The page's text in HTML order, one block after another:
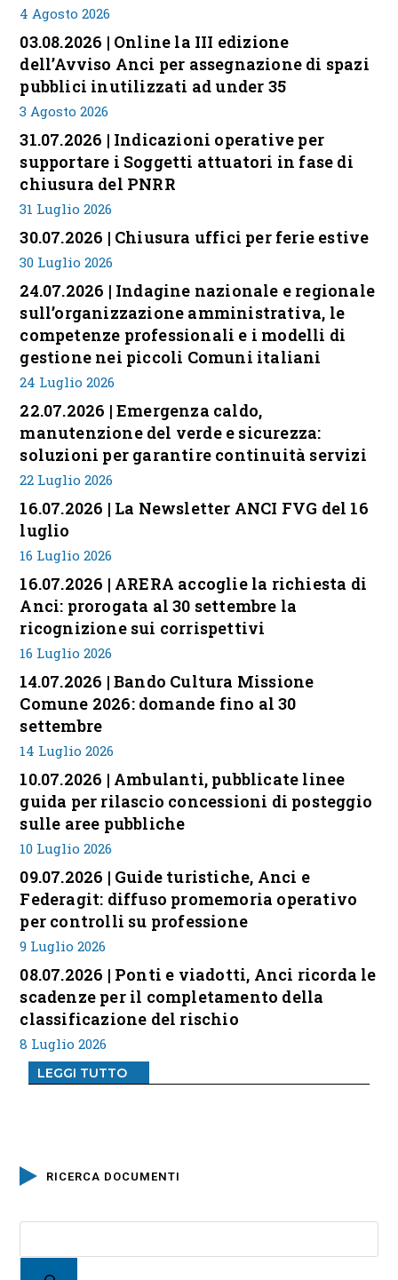
4 Agosto 2026
03.08.2026 | Online la III edizione
dell’Avviso Anci per assegnazione di spazi
pubblici inutilizzati ad under 35
3 Agosto 2026
31.07.2026 | Indicazioni operative per
supportare i Soggetti attuatori in fase di
chiusura del PNRR
31 Luglio 2026
30.07.2026 | Chiusura uffici per ferie estive
30 Luglio 2026
24.07.2026 | Indagine nazionale e regionale
sull’organizzazione amministrativa, le
competenze professionali e i modelli di
gestione nei piccoli Comuni italiani
24 Luglio 2026
22.07.2026 | Emergenza caldo,
manutenzione del verde e sicurezza:
soluzioni per garantire continuità servizi
22 Luglio 2026
16.07.2026 | La Newsletter ANCI FVG del 16
luglio
16 Luglio 2026
16.07.2026 | ARERA accoglie la richiesta di
Anci: prorogata al 30 settembre la
ricognizione sui corrispettivi
16 Luglio 2026
14.07.2026 | Bando Cultura Missione
Comune 2026: domande fino al 30
settembre
14 Luglio 2026
10.07.2026 | Ambulanti, pubblicate linee
guida per rilascio concessioni di posteggio
sulle aree pubbliche
10 Luglio 2026
09.07.2026 | Guide turistiche, Anci e
Federagit: diffuso promemoria operativo
per controlli su professione
9 Luglio 2026
08.07.2026 | Ponti e viadotti, Anci ricorda le
scadenze per il completamento della
classificazione del rischio
8 Luglio 2026
LEGGI TUTTO
RICERCA DOCUMENTI